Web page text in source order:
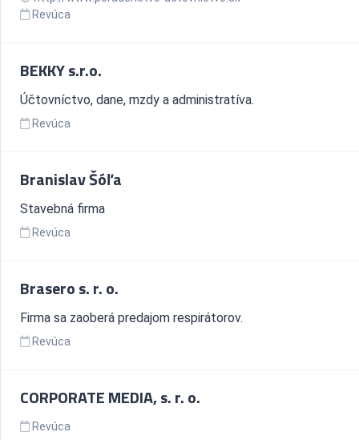
Revúca
BEKKY s.r.o.
Účtovníctvo, dane, mzdy a administratíva.
Revúca
Branislav Šóľa
Stavebná firma
Revúca
Brasero s. r. o.
Firma sa zaoberá predajom respirátorov.
Revúca
CORPORATE MEDIA, s. r. o.
Revúca